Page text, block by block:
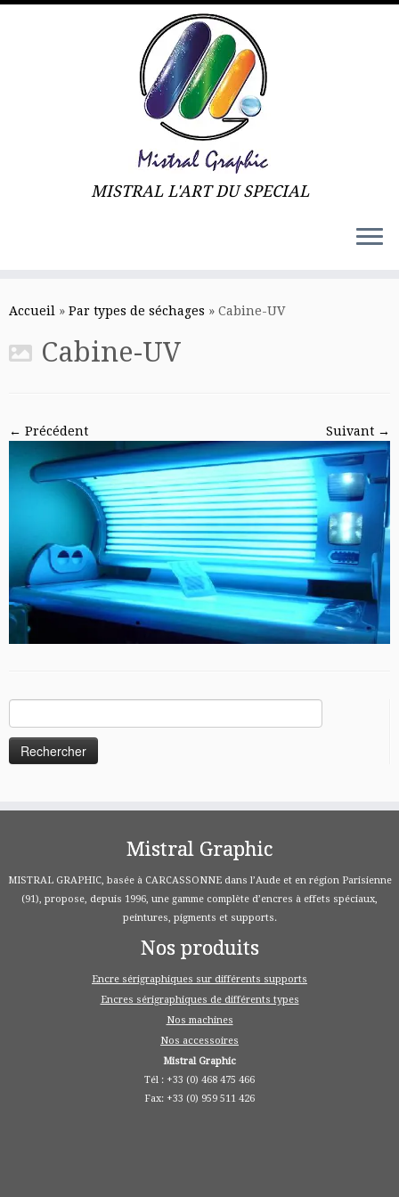
MISTRAL L'ART DU SPECIAL
Accueil » Par types de séchages » Cabine-UV
Cabine-UV
← Précédent Suivant →
Mistral Graphic
MISTRAL GRAPHIC, basée à CARCASSONNE dans l’Aude et en région Parisienne
(91), propose, depuis 1996, une gamme complète d’encres à effets spéciaux,
peintures, pigments et supports.
Nos produits
Encre sérigraphiques sur différents supports
Encres sérigraphiques de différents types
Nos machines
Nos accessoires
Mistral Graphic
Tél : +33 (0) 468 475 466
Fax: +33 (0) 959 511 426